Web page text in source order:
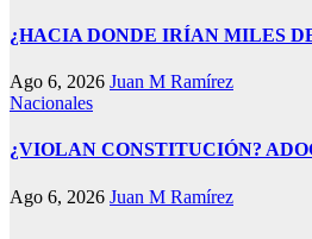
¿HACIA DONDE IRÍAN MILES
Ago 6, 2026 Juan M Ramírez
Nacionales
¿VIOLAN CONSTITUCIÓN?
Ago 6, 2026 Juan M Ramírez